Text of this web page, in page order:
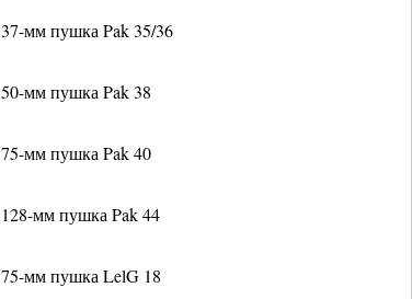
37-мм пушка Pak 35/36
50-мм пушка Pak 38
75-мм пушка Pak 40
128-мм пушка Pak 44
75-мм пушка LelG 18